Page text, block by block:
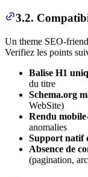
3.2.
Un theme SEO-
Verifiez les points
Balise H1
du titre
Schema.org
WebSite)
Rendu
anomalies
Support natif
Absence de
(pagination,